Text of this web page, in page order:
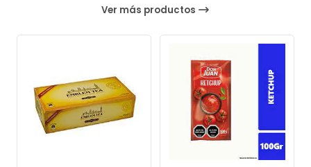
Ver más productos